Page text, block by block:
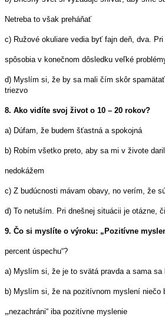
Netreba to však preháňať
c) Ružové okuliare vedia byť fajn deň, dva. Pri
spôsobia v konečnom dôsledku veľké
d) Myslím si, že by sa mali čím skôr
triezvo
8. Ako vidíte svoj život o 10 – 20 rokov?
a) Dúfam, že budem šťastná a spokojná
b) Robím všetko preto, aby sa mi v živote
nedokážem
c) Z budúcnosti mávam obavy, no verím, že
d) To netuším. Pri dnešnej situácii je otázne,
9. Čo si myslíte o výroku: „Pozitívne
percent úspechu“?
a) Myslím si, že je to svätá pravda a sama sa
b) Myslím si, že na pozitívnom myslení niečo
„nezachráni“ iba pozitívne myslenie